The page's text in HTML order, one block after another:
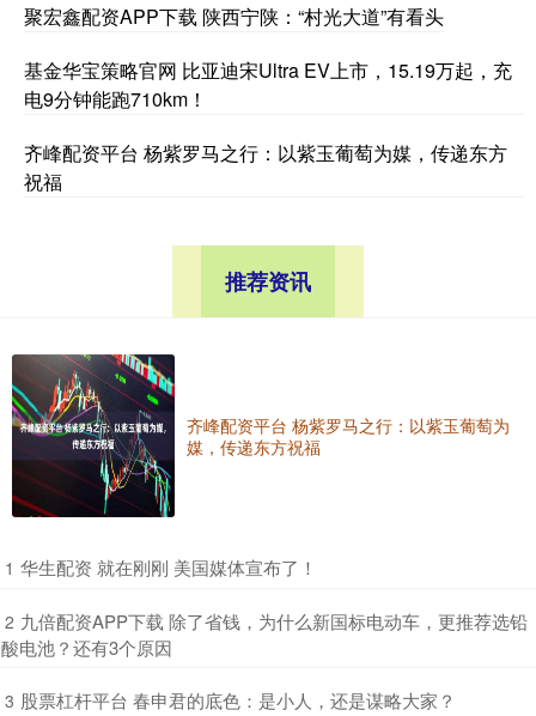
聚宏鑫配资APP下载 陕西宁陕：“村光大道”有看头
基金华宝策略官网 比亚迪宋Ultra EV上市，15.19万起，充
电9分钟能跑710km！
齐峰配资平台 杨紫罗马之行：以紫玉葡萄为媒，传递东方
祝福
推荐资讯
齐峰配资平台 杨紫罗马之行：以紫玉葡萄为
媒，传递东方祝福
1 ​华生配资 就在刚刚 美国媒体宣布了！
2 ​九倍配资APP下载 除了省钱，为什么新国标电动车，更推荐选铅
酸电池？还有3个原因
3 ​股票杠杆平台 春申君的底色：是小人，还是谋略大家？